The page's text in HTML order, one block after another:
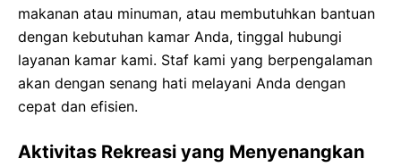
makanan atau minuman, atau membutuhkan bantuan
dengan kebutuhan kamar Anda, tinggal hubungi
layanan kamar kami. Staf kami yang berpengalaman
akan dengan senang hati melayani Anda dengan
cepat dan efisien.
Aktivitas Rekreasi yang Menyenangkan